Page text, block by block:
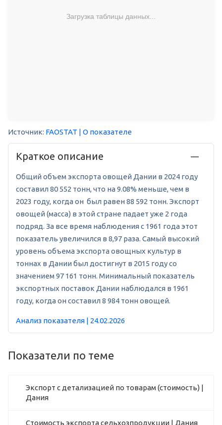
Загрузка таблицы данных...
Источник: FAOSTAT | О показателе
Краткое описание
Общий объем экспорта овощей Дании в 2024 году
составил 80 552 тонн, что на 9.08% меньше, чем в
2023 году, когда он был равен 88 592 тонн. Экспорт
овощей (масса) в этой стране падает уже 2 года
подряд. За все время наблюдения с 1961 года этот
показатель увеличился в 8,97 раза. Самый высокий
уровень объема экспорта овощных культур в
тоннах в Дании был достигнут в 2015 году со
значением 97 161 тонн. Минимальный показатель
экспортных поставок Дании наблюдался в 1961
году, когда он составил 8 984 тонн овощей.
Анализ показателя | 24.02.2026
Показатели по теме
Экспорт с детализацией по товарам (стоимость) |
Дания
Стоимость экспорта сельхозпродукции | Дания